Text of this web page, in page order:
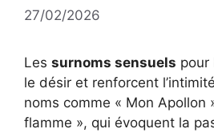
27/02/2026
Les surnoms sensuels pour
le désir et renforcent
noms comme « Mon Apollon
flamme », qui évoquent la